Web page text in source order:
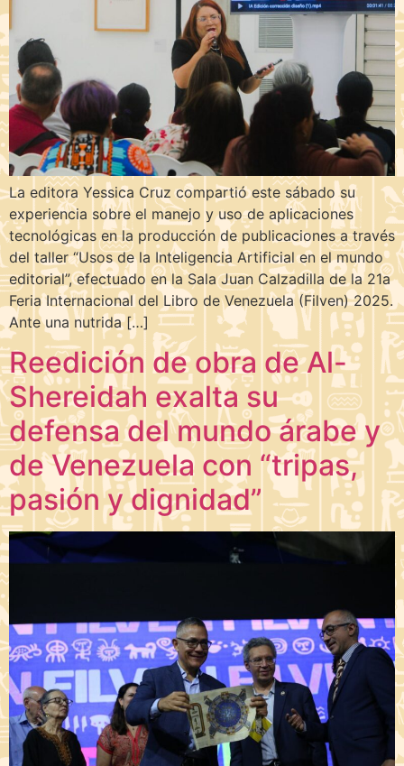
La editora Yessica Cruz compartió este sábado su
experiencia sobre el manejo y uso de aplicaciones
tecnológicas en la producción de publicaciones a través
del taller “Usos de la Inteligencia Artificial en el mundo
editorial”, efectuado en la Sala Juan Calzadilla de la 21a
Feria Internacional del Libro de Venezuela (Filven) 2025.
Ante una nutrida […]
Reedición de obra de Al-
Shereidah exalta su
defensa del mundo árabe y
de Venezuela con “tripas,
pasión y dignidad”